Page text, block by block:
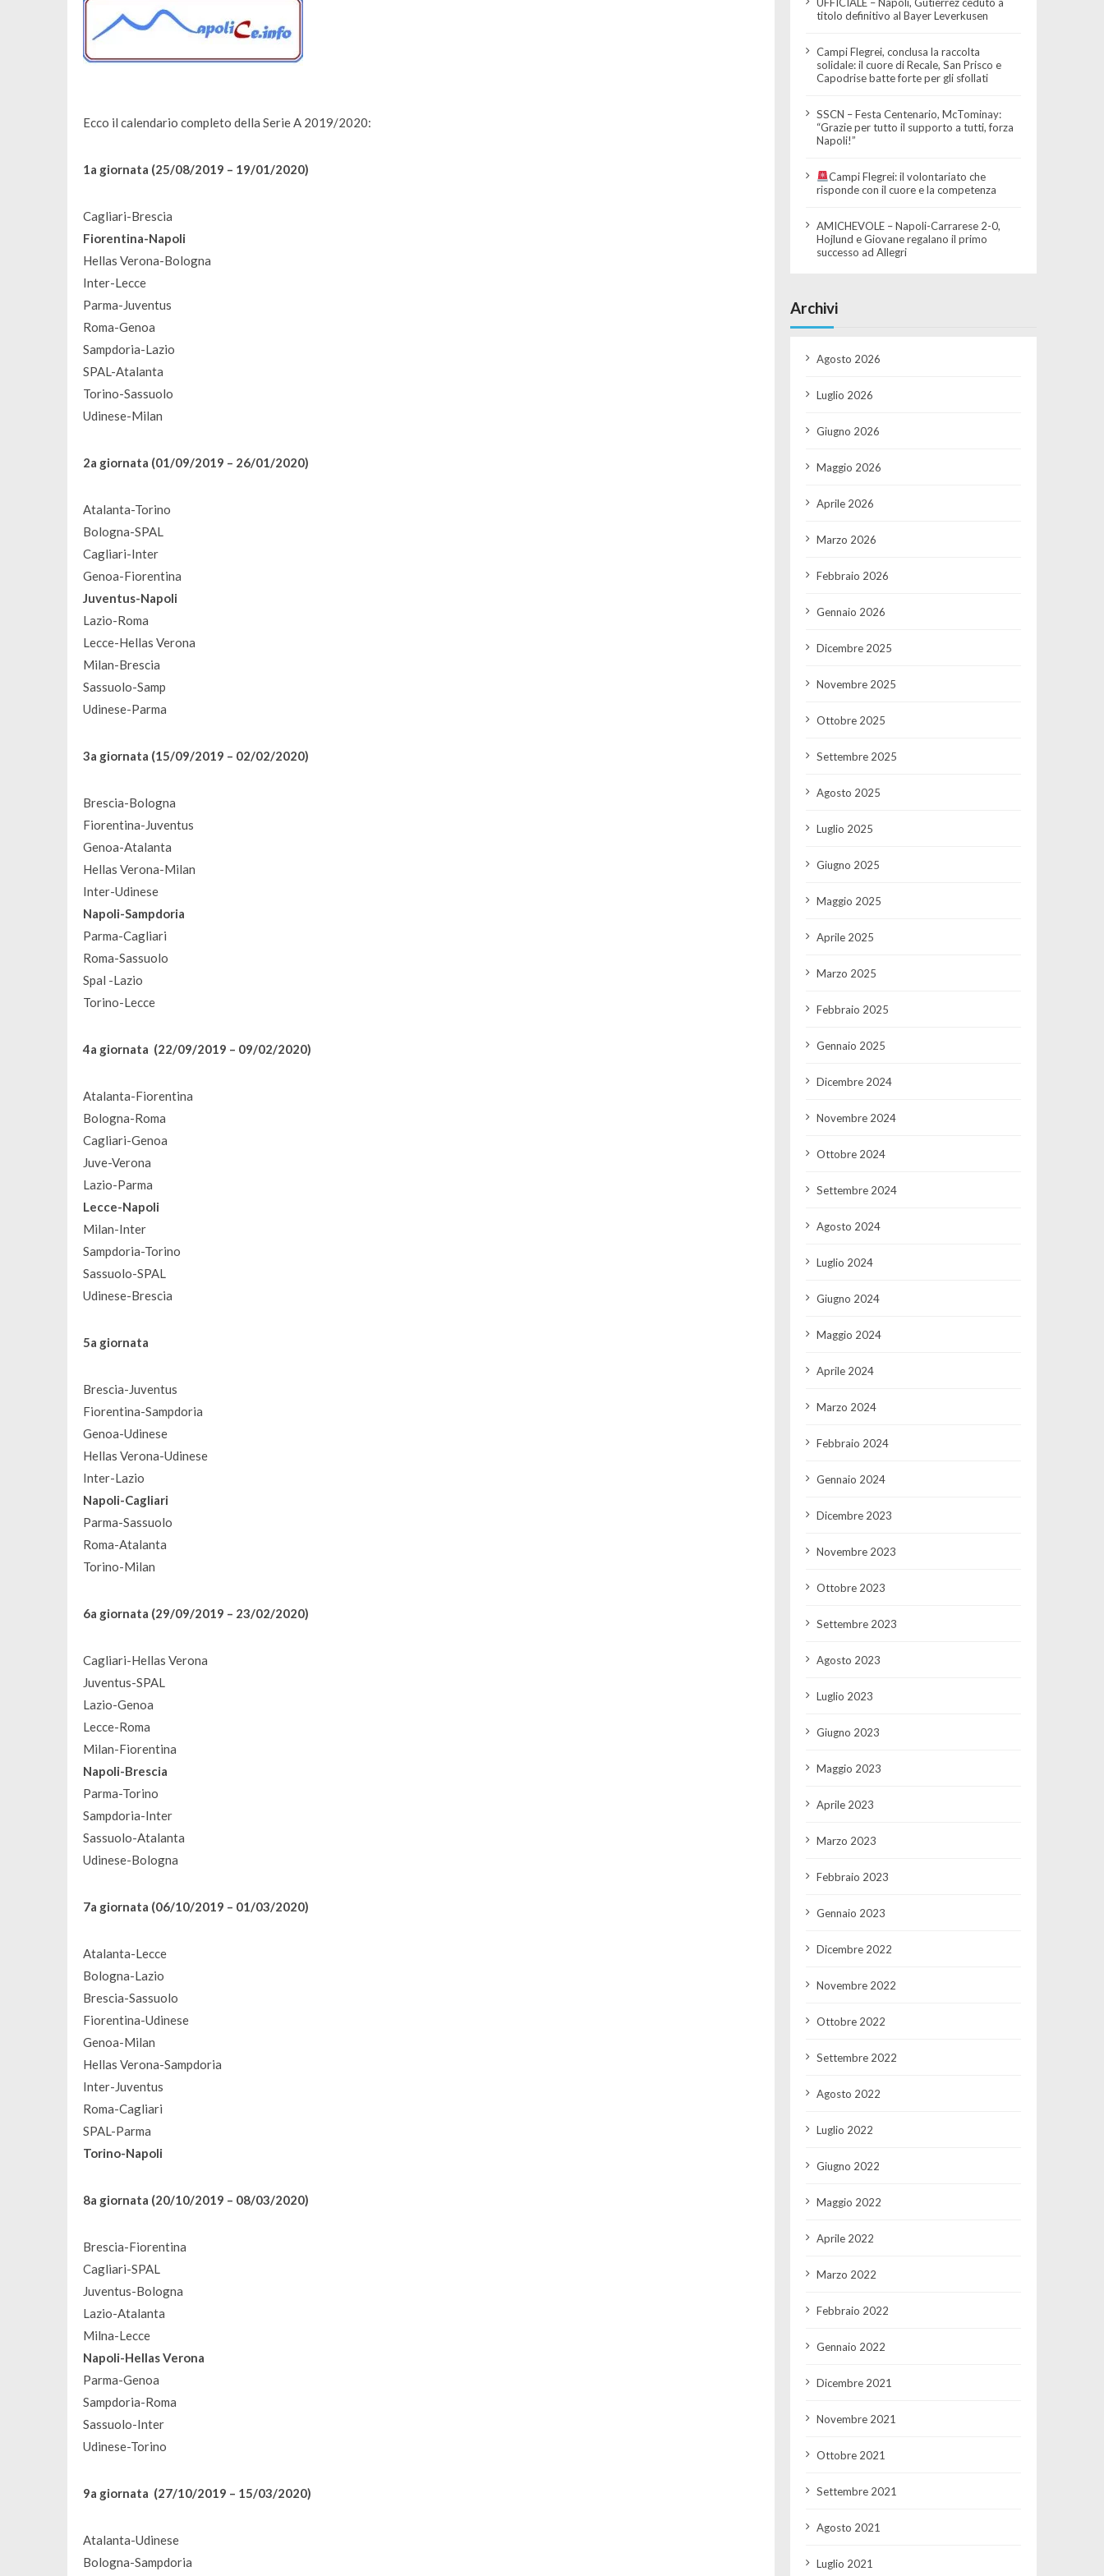
Ecco il calendario completo della Serie A 2019/2020:
1a giornata (25/08/2019 – 19/01/2020)
Cagliari-Brescia
Fiorentina-Napoli
Hellas Verona-Bologna
Inter-Lecce
Parma-Juventus
Roma-Genoa
Sampdoria-Lazio
SPAL-Atalanta
Torino-Sassuolo
Udinese-Milan
2a giornata (01/09/2019 – 26/01/2020)
Atalanta-Torino
Bologna-SPAL
Cagliari-Inter
Genoa-Fiorentina
Juventus-Napoli
Lazio-Roma
Lecce-Hellas Verona
Milan-Brescia
Sassuolo-Samp
Udinese-Parma
3a giornata (15/09/2019 – 02/02/2020)
Brescia-Bologna
Fiorentina-Juventus
Genoa-Atalanta
Hellas Verona-Milan
Inter-Udinese
Napoli-Sampdoria
Parma-Cagliari
Roma-Sassuolo
Spal -Lazio
Torino-Lecce
4a giornata (22/09/2019 – 09/02/2020)​​​​​​​
Atalanta-Fiorentina
Bologna-Roma
Cagliari-Genoa
Juve-Verona
Lazio-Parma
Lecce-Napoli
Milan-Inter
Sampdoria-Torino
Sassuolo-SPAL
Udinese-Brescia
5a giornata
Brescia-Juventus
Fiorentina-Sampdoria
Genoa-Udinese
Hellas Verona-Udinese
Inter-Lazio
Napoli-Cagliari
Parma-Sassuolo
Roma-Atalanta
Torino-Milan
6a giornata (29/09/2019 – 23/02/2020)
Cagliari-Hellas Verona
Juventus-SPAL
Lazio-Genoa
Lecce-Roma
Milan-Fiorentina
Napoli-Brescia
Parma-Torino
Sampdoria-Inter
Sassuolo-Atalanta
Udinese-Bologna
7a giornata (06/10/2019 – 01/03/2020)
Atalanta-Lecce
Bologna-Lazio
Brescia-Sassuolo
Fiorentina-Udinese
Genoa-Milan
Hellas Verona-Sampdoria
Inter-Juventus
Roma-Cagliari
SPAL-Parma
Torino-Napoli
8a giornata (20/10/2019 – 08/03/2020)
Brescia-Fiorentina
Cagliari-SPAL
Juventus-Bologna
Lazio-Atalanta
Milna-Lecce
Napoli-Hellas Verona
Parma-Genoa
Sampdoria-Roma
Sassuolo-Inter
Udinese-Torino
9a giornata (27/10/2019 – 15/03/2020)
Atalanta-Udinese
Bologna-Sampdoria
titolo definitivo al Bayer Leverkusen
Campi Flegrei, conclusa la raccolta
solidale: il cuore di Recale, San Prisco e
Capodrise batte forte per gli sfollati
SSCN – Festa Centenario, McTominay:
“Grazie per tutto il supporto a tutti, forza
Napoli!”
Campi Flegrei: il volontariato che
risponde con il cuore e la competenza
AMICHEVOLE – Napoli-Carrarese 2-0,
Hojlund e Giovane regalano il primo
successo ad Allegri
Archivi
Agosto 2026
Luglio 2026
Giugno 2026
Maggio 2026
Aprile 2026
Marzo 2026
Febbraio 2026
Gennaio 2026
Dicembre 2025
Novembre 2025
Ottobre 2025
Settembre 2025
Agosto 2025
Luglio 2025
Giugno 2025
Maggio 2025
Aprile 2025
Marzo 2025
Febbraio 2025
Gennaio 2025
Dicembre 2024
Novembre 2024
Ottobre 2024
Settembre 2024
Agosto 2024
Luglio 2024
Giugno 2024
Maggio 2024
Aprile 2024
Marzo 2024
Febbraio 2024
Gennaio 2024
Dicembre 2023
Novembre 2023
Ottobre 2023
Settembre 2023
Agosto 2023
Luglio 2023
Giugno 2023
Maggio 2023
Aprile 2023
Marzo 2023
Febbraio 2023
Gennaio 2023
Dicembre 2022
Novembre 2022
Ottobre 2022
Settembre 2022
Agosto 2022
Luglio 2022
Giugno 2022
Maggio 2022
Aprile 2022
Marzo 2022
Febbraio 2022
Gennaio 2022
Dicembre 2021
Novembre 2021
Ottobre 2021
Settembre 2021
Agosto 2021
Luglio 2021